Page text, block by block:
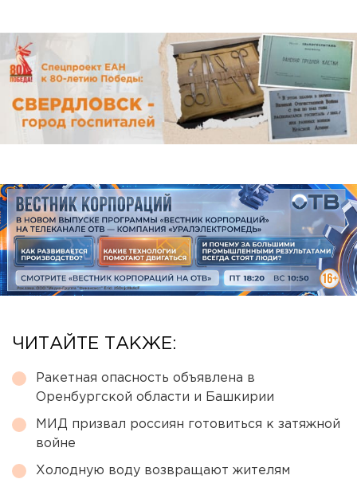
ЧИТАЙТЕ ТАКЖЕ:
Ракетная опасность объявлена в
Оренбургской области и Башкирии
МИД призвал россиян готовиться к затяжной
войне
Холодную воду возвращают жителям